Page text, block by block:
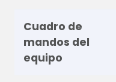
Cuadro de
mandos del
equipo